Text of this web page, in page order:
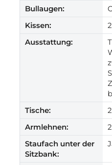
Bullaugen:
Kissen:
Ausstattung:
Tische:
Armlehnen:
Staufach unter der
Sitzbank: